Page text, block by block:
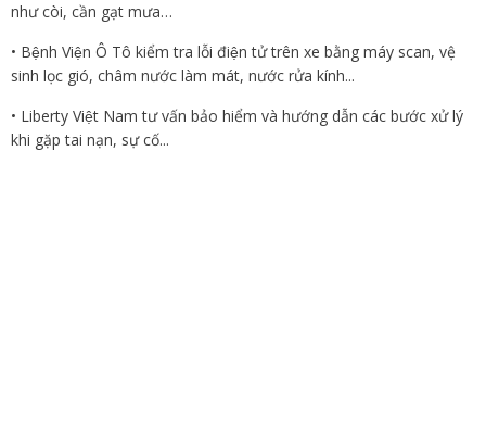
như còi, cần gạt mưa…
• Bệnh Viện Ô Tô kiểm tra lỗi điện tử trên xe bằng máy scan, vệ
sinh lọc gió, châm nước làm mát, nước rửa kính...
• Liberty Việt Nam tư vấn bảo hiểm và hướng dẫn các bước xử lý
khi gặp tai nạn, sự cố...